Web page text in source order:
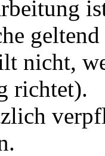
nicht,
richtet).